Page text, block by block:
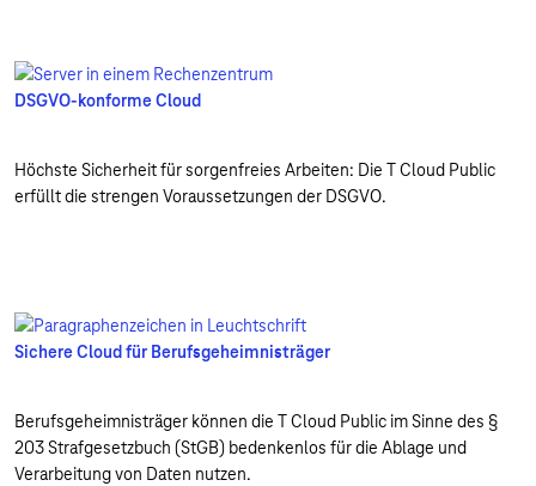
DSGVO-konforme Cloud
Höchste Sicherheit für sorgenfreies Arbeiten: Die T Cloud Public
erfüllt die strengen Voraussetzungen der DSGVO.
Sichere Cloud für Berufsgeheimnisträger
Berufsgeheimnisträger können die T Cloud Public im Sinne des §
203 Strafgesetzbuch (StGB) bedenkenlos für die Ablage und
Verarbeitung von Daten nutzen.